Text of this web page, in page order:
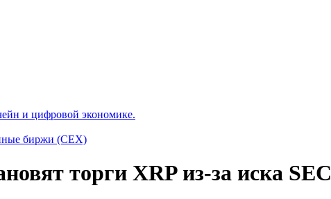
и цифровой экономике.
биржи (CEX)
торги XRP из-за иска SEC